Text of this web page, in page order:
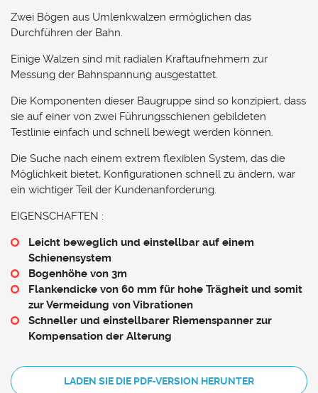
Zwei Bögen aus Umlenkwalzen ermöglichen das
Durchführen der Bahn.
Einige Walzen sind mit radialen Kraftaufnehmern zur
Messung der Bahnspannung ausgestattet.
Die Komponenten dieser Baugruppe sind so konzipiert, dass
sie auf einer von zwei Führungsschienen gebildeten
Testlinie einfach und schnell bewegt werden können.
Die Suche nach einem extrem flexiblen System, das die
Möglichkeit bietet, Konfigurationen schnell zu ändern, war
ein wichtiger Teil der Kundenanforderung.
EIGENSCHAFTEN :
Leicht beweglich und einstellbar auf einem
Schienensystem
Bogenhöhe von 3m
Flankendicke von 60 mm für hohe Trägheit und somit
zur Vermeidung von Vibrationen
Schneller und einstellbarer Riemenspanner zur
Kompensation der Alterung
LADEN SIE DIE PDF-VERSION HERUNTER